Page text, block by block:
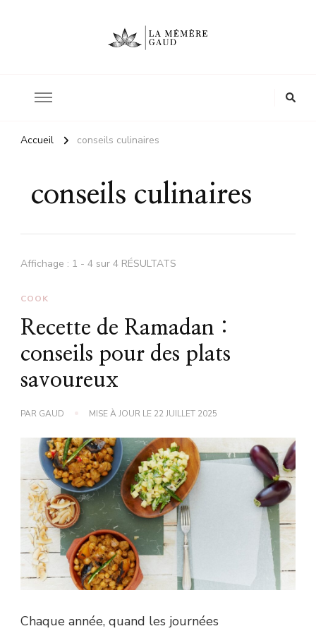
Accueil conseils culinaires
conseils culinaires
Affichage : 1 - 4 sur 4 RÉSULTATS
COOK
Recette de Ramadan :
conseils pour des plats
savoureux
PAR GAUD MISE À JOUR LE 22 JUILLET 2025
Chaque année, quand les journées